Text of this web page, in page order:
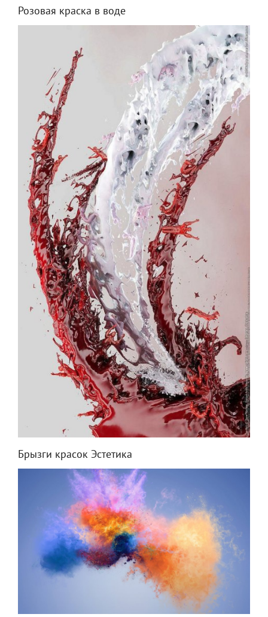
Розовая краска в воде
Брызги красок Эстетика